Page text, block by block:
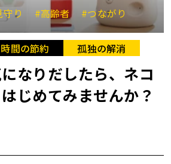
守り #高齢者 #つながり
時間の節約 孤独の解消
なりだしたら、ネコ
じめてみませんか？